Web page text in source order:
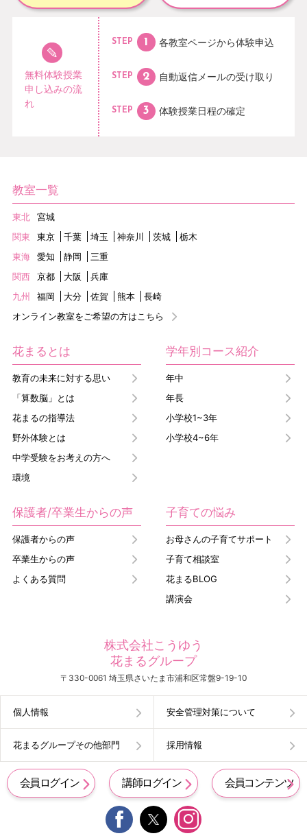
無料体験授業
申し込みの流
れ
STEP 各教室ページから体験申込
STEP 自動返信メールの受け取り
STEP 体験授業日程の確定
教室一覧
東北
宮城
関東
東京 千葉 埼玉 神奈川 茨城
栃木
東海
愛知 静岡
三重
関西
京都 大阪
兵庫
九州
福岡 大分 佐賀 熊本
長崎
オンライン教室をご希望の方はこちら
花まるとは
教育の未来に対する思い
「算数脳」とは
花まるの指導法
野外体験とは
中学受験をお考えの方へ
環境
学年別コース紹介
年中
年長
小学校1~3年
小学校4~6年
保護者/卒業生からの声
保護者からの声
卒業生からの声
よくある質問
子育ての悩み
お母さんの子育てサポート
子育て相談室
花まるBLOG
講演会
株式会社こうゆう
花まるグループ
〒330-0061 埼玉県さいたま市浦和区常盤9-19-10
個人情報 安全管理対策について
花まるグループその他部門 採用情報
会員ログイン 講師ログイン 会員コンテンツ
 